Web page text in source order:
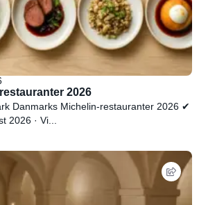
2026
Danmarks Michelin-restauranter 2026 ✔
2026 · Vi...